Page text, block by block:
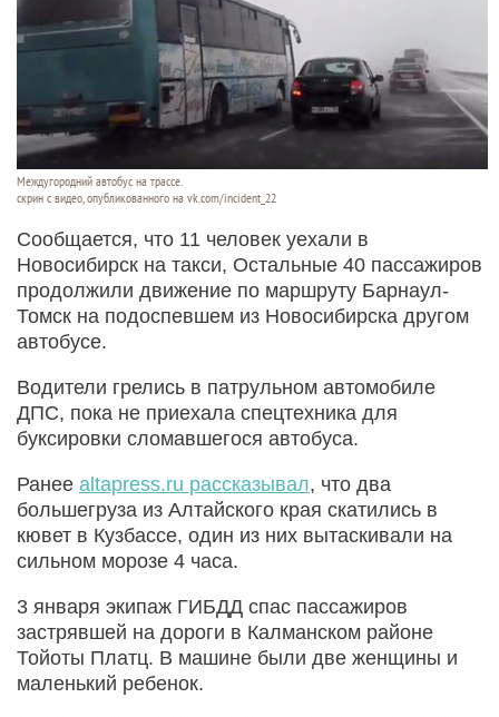
Междугородний автобус на трассе.
скрин с видео, опубликованного на vk.com/incident_22
Сообщается, что 11 человек уехали в
Новосибирск на такси, Остальные 40 пассажиров
продолжили движение по маршруту Барнаул-
Томск на подоспевшем из Новосибирска другом
автобусе.
Водители грелись в патрульном автомобиле
ДПС, пока не приехала спецтехника для
буксировки сломавшегося автобуса.
Ранее altapress.ru рассказывал, что два
большегруза из Алтайского края скатились в
кювет в Кузбассе, один из них вытаскивали на
сильном морозе 4 часа.
3 января экипаж ГИБДД спас пассажиров
застрявшей на дороги в Калманском районе
Тойоты Платц. В машине были две женщины и
маленький ребенок.